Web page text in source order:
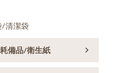
清潔袋
備品/衛生紙